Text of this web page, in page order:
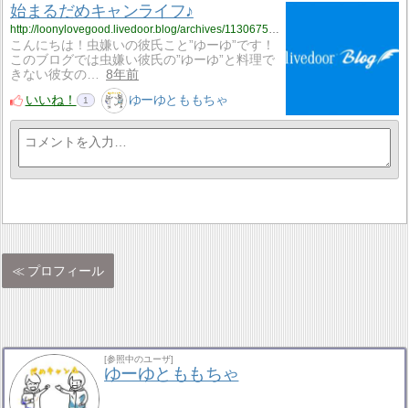
始まるだめキャンライフ♪
こんにちは！虫嫌いの彼氏こと”ゆーゆ”です！
このブログでは虫嫌い彼氏の”ゆーゆ”と料理で
きない彼女の…
8年前
いいね！
1 ゆーゆとももちゃ
プロフィール
[参照中のユーザ]
ゆーゆとももちゃ